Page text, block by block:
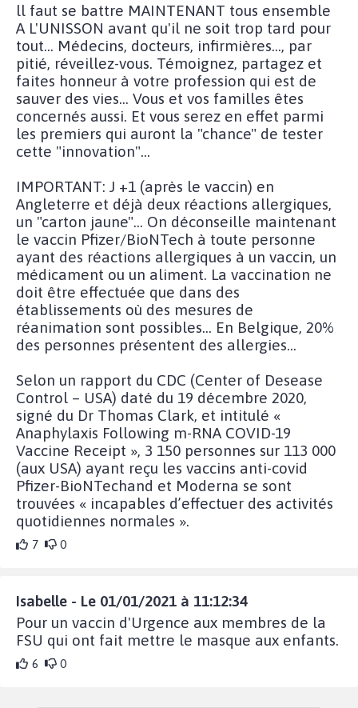
ll faut se battre MAINTENANT tous ensemble
A L'UNISSON avant qu'il ne soit trop tard pour
tout... Médecins, docteurs, infirmières..., par
pitié, réveillez-vous. Témoignez, partagez et
faites honneur à votre profession qui est de
sauver des vies... Vous et vos familles êtes
concernés aussi. Et vous serez en effet parmi
les premiers qui auront la "chance" de tester
cette "innovation"...
IMPORTANT: J +1 (après le vaccin) en
Angleterre et déjà deux réactions allergiques,
un "carton jaune"... On déconseille maintenant
le vaccin Pfizer/BioNTech à toute personne
ayant des réactions allergiques à un vaccin, un
médicament ou un aliment. La vaccination ne
doit être effectuée que dans des
établissements où des mesures de
réanimation sont possibles... En Belgique, 20%
des personnes présentent des allergies...
Selon un rapport du CDC (Center of Desease
Control – USA) daté du 19 décembre 2020,
signé du Dr Thomas Clark, et intitulé «
Anaphylaxis Following m-RNA COVID-19
Vaccine Receipt », 3 150 personnes sur 113 000
(aux USA) ayant reçu les vaccins anti-covid
Pfizer-BioNTechand et Moderna se sont
trouvées « incapables d’effectuer des activités
quotidiennes normales ».
7 0
Isabelle - Le 01/01/2021 à 11:12:34
Pour un vaccin d'Urgence aux membres de la
FSU qui ont fait mettre le masque aux enfants.
6 0